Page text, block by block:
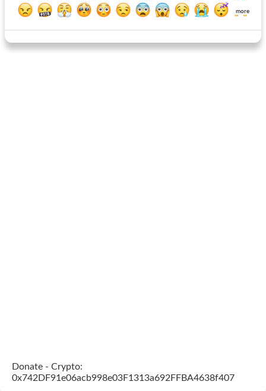
more
Donate - Crypto:
0x742DF91e06acb998e03F1313a692FFBA4638f407